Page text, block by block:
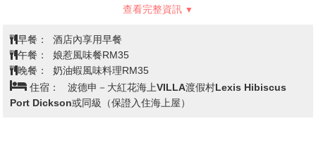
花園，一踏入仿佛穿越時空，回到霸王龍、竊蛋龍、伶盜
龍、奇異帝龍、盔龍等兇猛恐龍出沒的侏羅紀。玻璃穹頂
下，陽光充沛的室內空間綠綠蔥蔥，猶如置身戶外。訪客享
用多元美食的同時，能近距離一睹各種恐龍雄姿，包括站在
巨石上兇猛俯視大家的霸王龍，以及一隻身高5m、伸長著
先後受到葡萄牙、荷蘭及英國的殖民統治。馬六甲市區的部
跡，2008年7月被聯合國教科文組織列為世界文化遺產。
※葡萄牙廣場：建西元1980年代後期，是仿造葡萄牙同類
型建築的樣式而建，古意盎然的說明著殖民地的演變歷史。
※荷蘭鐘樓、荷蘭紅屋：荷蘭人在西元1641年戰勝葡萄牙
查看完整資訊
早餐：
酒店內享用早餐
午餐：
娘惹風味餐RM35
晚餐：
奶油蝦風味料理RM35
住宿：
波德申－大紅花海上VILLA渡假村Lexis Hibiscus
Port Dickson或同級（保證入住海上屋）